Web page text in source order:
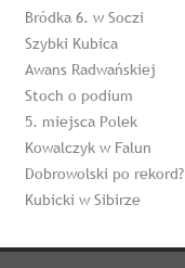
Bródka 6. w Soczi
Szybki Kubica
Awans Radwańskiej
Stoch o podium
5. miejsca Polek
Kowalczyk w Falun
Dobrowolski po rekord?
Kubicki w Sibirze